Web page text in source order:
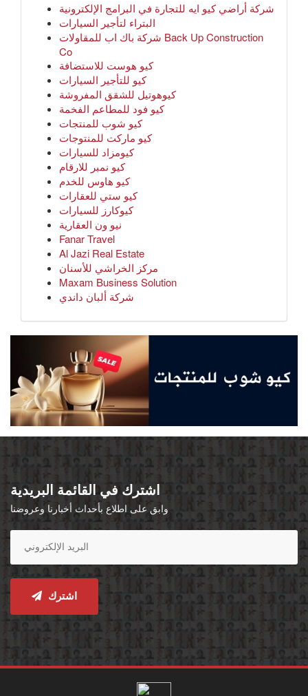
شركة أراضي كيو ايه للتجارة في البرامج الإلكترونية
البتراء لتأجير السيارات
شركة باك اب للمقاولات Back Up Construction
Co
كيو هوست للاستضافة
كيو للتأجير السيارات
كيوهوتيل للشقق المفروشة
كيو فود للمطاعم الفخمة
كيو شوب للمنتجات
كيو ماركت للمنتوجات
كيومزاد للسيارات
كيو نمبر للارقام
كيو هاوس للخدم
كيو ستي للعقارات
كيوكارز للسيارات
نيو ون العقارية
Fanar Travel
Al Jazi Real Estate
مركز الخراشي للأسنان
Maxam Business Solution
شركة ألبان داندي
اشترك في القائمة البريدية
وابق على اطلاع بأحداث أخبارنا وعروضنا
اشترك